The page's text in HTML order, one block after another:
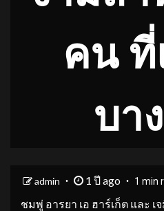
คน ที่
บา
admin 1 ปี ago 1 min
ชมพู่ อารยา เอ ฮาร์เก็ต และ